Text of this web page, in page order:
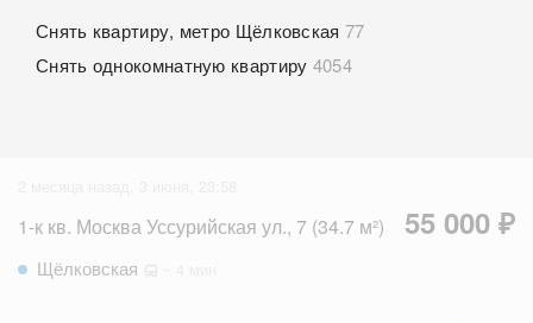
Снять квартиру, метро Щёлковская 77
Снять однокомнатную квартиру 4054
1-к кв. Москва Уссурийская ул., 7 (34.7 м²) 55 000 ₽
Щёлковская